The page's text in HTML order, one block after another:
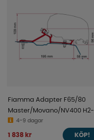
Fiamma Adapter F65/80
Master/Movano/NV400 H2-
L2/L3 2010-
4-9 dagar
1 838 kr KÖP!